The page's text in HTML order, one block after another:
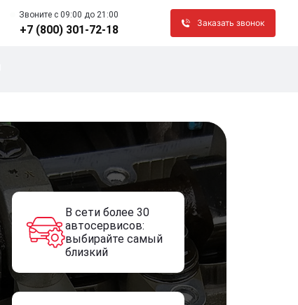
Звоните c 09:00 до 21:00
+7 (800) 301-72-18
Заказать звонок
В сети более 30
автосервисов:
выбирайте самый
близкий